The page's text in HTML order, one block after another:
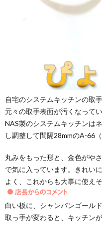
自宅のシステムキッチンの取
元々の取手表面が汚くなって
NAS製のシステムキッチンは
し調整して間隔28mmのA-66
丸みをもった形と、金色がや
で気に入っています。きれい
よく、これからも大事に使えそ
白い板に、シャンパンゴール
取っ手が変わると、キッチン